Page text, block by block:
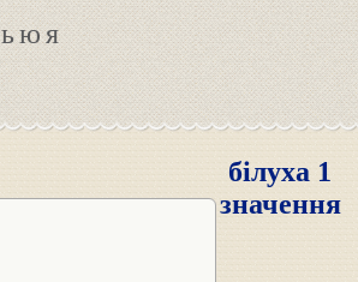
ьюя
білуха 1
значення